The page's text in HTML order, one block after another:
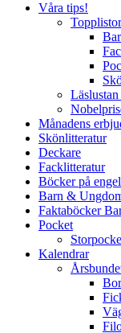
Våra tips!
Topplistor
Månadens
Skönlitteratur
Deckare
Facklitteratur
Böcker på
Barn &
Faktaböcker
Pocket
Kalendrar